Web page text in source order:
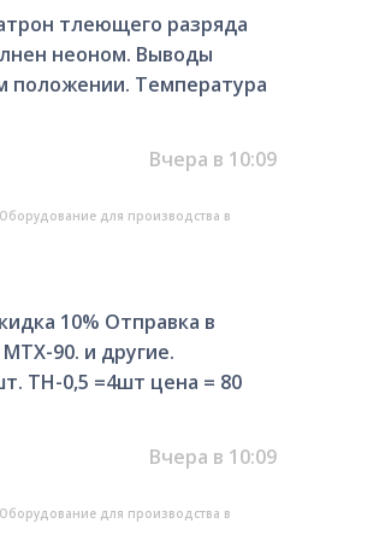
тлеющего разряда
неоном. Выводы
положении. Температура
Вчера в 10:09
Оборудование для производства в
10% Отправка в
90. и другие.
ТН-0,5 =4шт цена = 80
Вчера в 10:09
Оборудование для производства в